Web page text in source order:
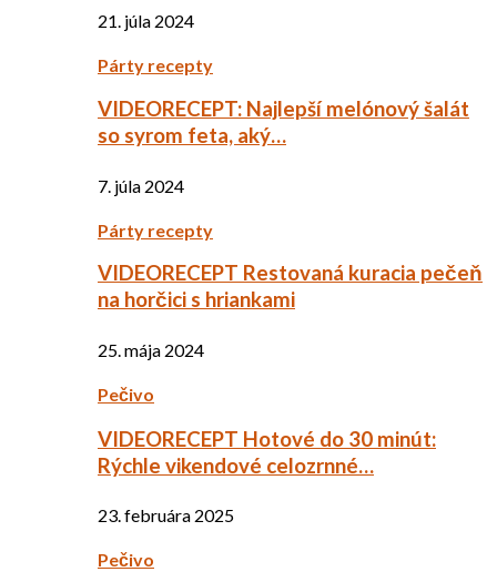
21. júla 2024
Párty recepty
VIDEORECEPT: Najlepší melónový šalát
so syrom feta, aký…
7. júla 2024
Párty recepty
VIDEORECEPT Restovaná kuracia pečeň
na horčici s hriankami
25. mája 2024
Pečivo
VIDEORECEPT Hotové do 30 minút:
Rýchle vikendové celozrnné…
23. februára 2025
Pečivo